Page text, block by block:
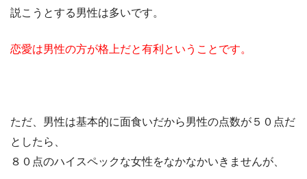
説こうとする男性は多いです。
恋愛は男性の方が格上だと有利ということです。
ただ、男性は基本的に面食いだから男性の点数が５０点だ
としたら、
８０点のハイスペックな女性をなかなかいきませんが、